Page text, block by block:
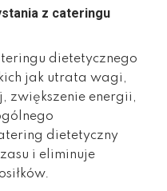
z cateringu
dietetycznego
jak utrata wagi,
zwiększenie energii,
dietetyczny
i eliminuje